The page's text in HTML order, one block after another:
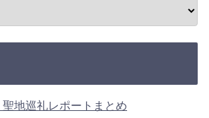
地巡礼レポートまとめ